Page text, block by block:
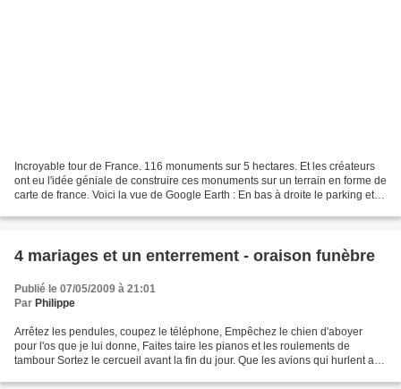
Incroyable tour de France. 116 monuments sur 5 hectares. Et les créateurs
ont eu l'idée géniale de construire ces monuments sur un terrain en forme de
carte de france. Voici la vue de Google Earth : En bas à droite le parking et
4 mariages et un enterrement - oraison funèbre
Publié le 07/05/2009 à 21:01
Par Philippe
Arrêtez les pendules, coupez le téléphone, Empêchez le chien d'aboyer
pour l'os que je lui donne, Faites taire les pianos et les roulements de
tambour Sortez le cercueil avant la fin du jour. Que les avions qui hurlent au